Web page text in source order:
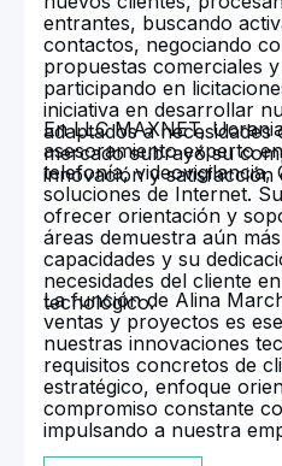
entrantes, buscando
contactos, negociando
propuestas comerciales
participando en
iniciativa en desarrollar
adaptados a necesidades
mercado subrayó su
innovación y satisfacción
En LLC MAXNET,
asesoramiento experto
telefonía, videovigilancia,
soluciones de Internet.
ofrecer orientación y
áreas demuestra aún
capacidades y su
necesidades del cliente
tecnológico.
La función de Alina
ventas y proyectos es
nuestras innovaciones
requisitos concretos de
estratégico, enfoque
compromiso constante
impulsando a nuestra
a la vanguardia del sector.